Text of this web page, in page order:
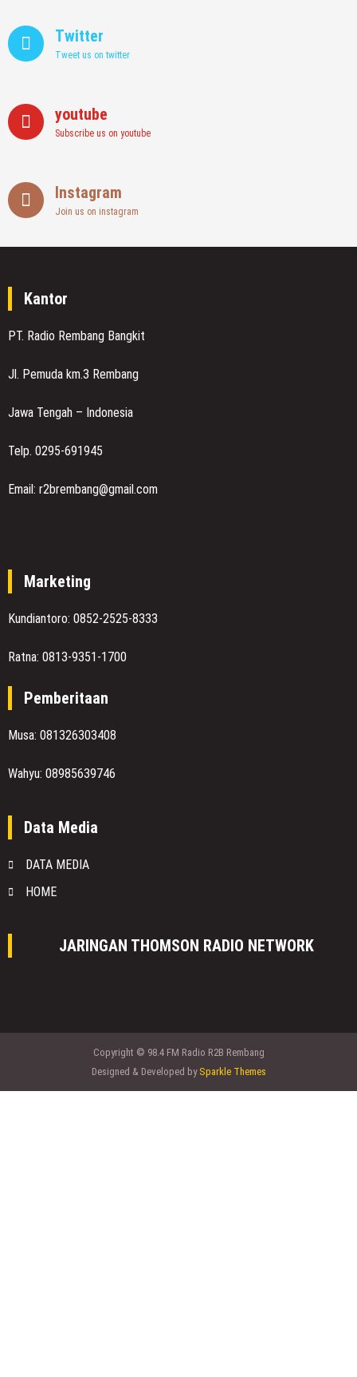
Twitter
Tweet us on twitter
youtube
Subscribe us on youtube
Instagram
Join us on instagram
Kantor
PT. Radio Rembang Bangkit
Jl. Pemuda km.3 Rembang
Jawa Tengah – Indonesia
Telp. 0295-691945
Email: r2brembang@gmail.com
Marketing
Kundiantoro: 0852-2525-8333
Ratna: 0813-9351-1700
Pemberitaan
Musa: 081326303408
Wahyu: 08985639746
Data Media
DATA MEDIA
HOME
JARINGAN THOMSON RADIO NETWORK
Copyright © 98.4 FM Radio R2B Rembang
Designed & Developed by Sparkle Themes